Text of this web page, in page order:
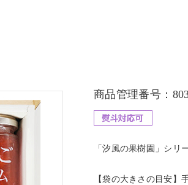
商品管理番号：
「汐風の果樹園」シリ
【袋の大きさの目安】